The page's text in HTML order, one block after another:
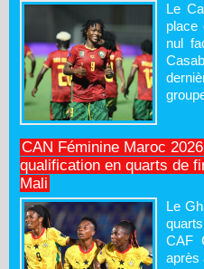
Le
place
nul
CAN Féminine Maroc
qualification en quarts de
Mali
Le
CAF
après